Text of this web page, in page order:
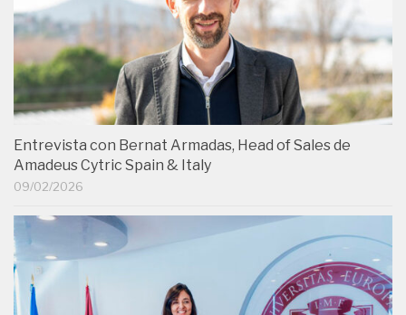
Entrevista con Bernat Armadas, Head of Sales de
Amadeus Cytric Spain & Italy
09/02/2026